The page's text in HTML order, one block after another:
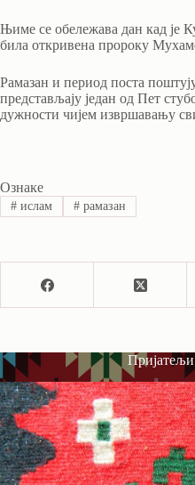
Њиме се обележава дан кад је
била откривена пророку
Рамазан и период поста
представљају један од Пет
дужности чијем извршавању
Ознаке
#ислам #рамазан